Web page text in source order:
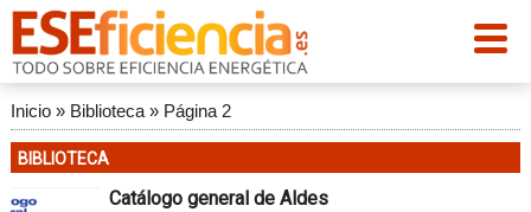
Inicio» Biblioteca» Página 2
BIBLIOTECA
Catálogo general de Aldes